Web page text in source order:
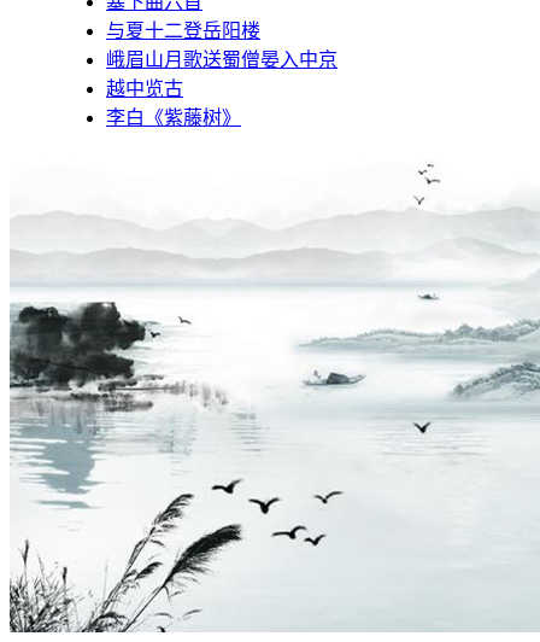
与夏十二登岳阳楼
峨眉山月歌送蜀僧晏入中京
越中览古
李白《紫藤树》